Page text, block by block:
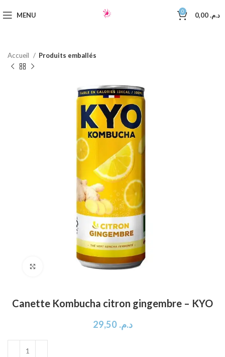
MENU 0 د.م.
Accueil Produits emballés
Click to enlarge
Canette Kombucha citron gingembre – KYO
د.م. 29,50